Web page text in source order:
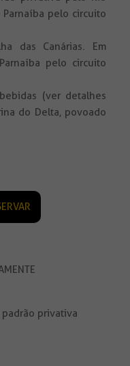
pelo circuito
das Canárias. Em
pelo circuito
(ver detalhes
do Delta, povoado
privativa